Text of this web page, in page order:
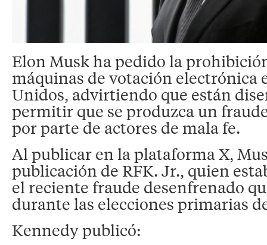
Elon Musk ha pedido la
máquinas de votación electrónica
Unidos, advirtiendo que están
permitir que se produzca un
por parte de actores de mala fe.
Al publicar en la plataforma X,
publicación de RFK. Jr., quien
el reciente fraude desenfrenado
durante las elecciones primarias
Kennedy publicó: